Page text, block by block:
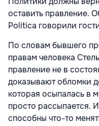
оставить правление.
Politica говорили
По словам бывшего
правам человека
правление не в
доказывают обломки
которая осыпалась в
просто рассыпается.
способны что-то